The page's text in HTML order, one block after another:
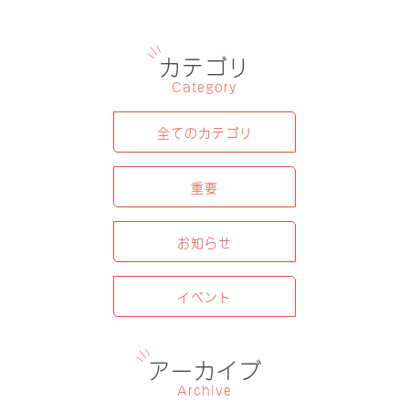
カテゴリ
Category
全てのカテゴリ
重要
お知らせ
イベント
アーカイブ
Archive